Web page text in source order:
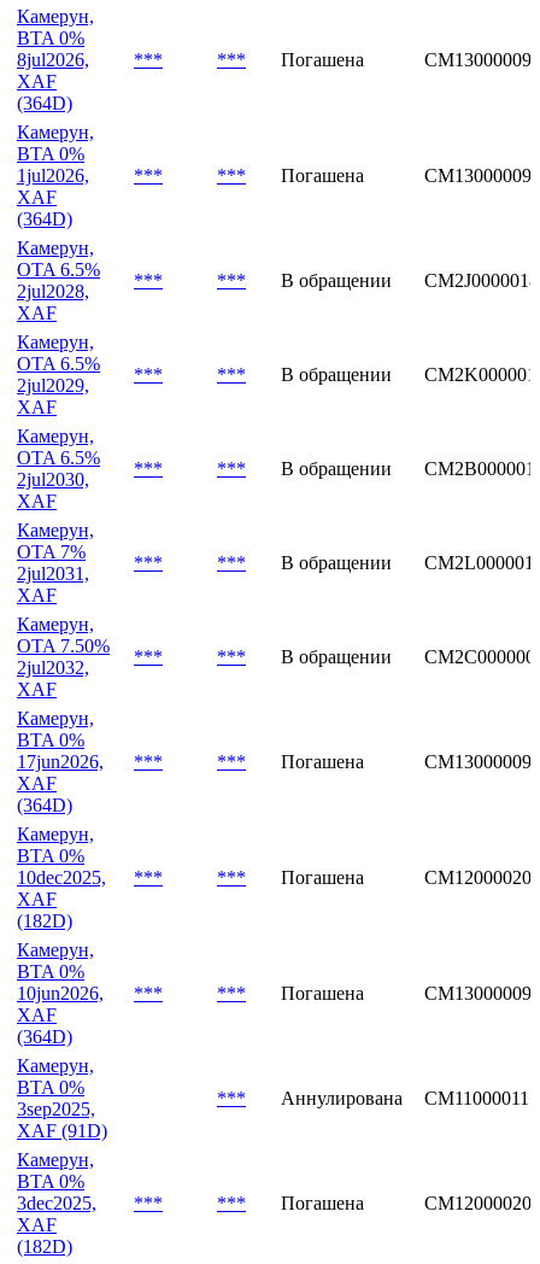
Камерун,
BTA 0%
8jul2026,
XAF
(364D)
*** *** Погашена
Камерун,
BTA 0%
1jul2026,
XAF
(364D)
*** *** Погашена
Камерун,
OTA 6.5%
2jul2028,
XAF
*** *** В обращении
Камерун,
OTA 6.5%
2jul2029,
XAF
*** *** В обращении
Камерун,
OTA 6.5%
2jul2030,
XAF
*** *** В обращении
Камерун,
OTA 7%
2jul2031,
XAF
*** *** В обращении
Камерун,
OTA 7.50%
2jul2032,
XAF
*** *** В обращении
Камерун,
BTA 0%
17jun2026,
XAF
(364D)
*** *** Погашена
Камерун,
BTA 0%
10dec2025,
XAF
(182D)
*** *** Погашена
Камерун,
BTA 0%
10jun2026,
XAF
(364D)
*** *** Погашена
Камерун,
BTA 0%
3sep2025,
XAF (91D)
*** Аннулирована
Камерун,
BTA 0%
3dec2025,
XAF
(182D)
*** *** Погашена